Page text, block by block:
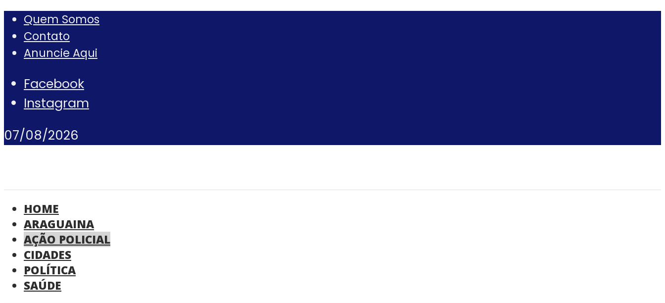
Quem Somos
Contato
Anuncie Aqui
Facebook
Instagram
07/08/2026
HOME
ARAGUAINA
AÇÃO POLICIAL
CIDADES
POLÍTICA
SAÚDE